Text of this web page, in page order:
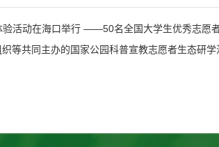
验活动在海口举行 ——50名全国大学生优秀志愿